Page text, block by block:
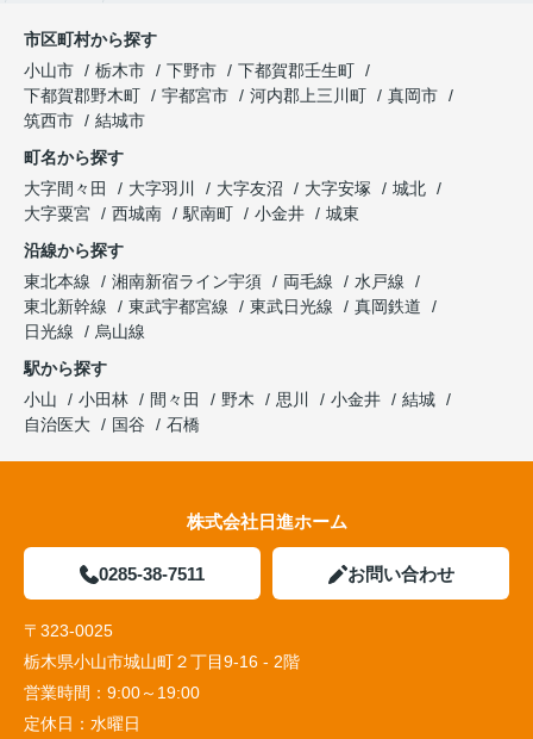
市区町村から探す
小山市
栃木市 下野市
下都賀郡壬生町
下都賀郡野木町
宇都宮市 河内郡上三川町
真岡市
筑西市
結城市
町名から探す
大字間々田
大字羽川 大字友沼 大字安塚
城北
大字粟宮
西城南 駅南町 小金井
城東
沿線から探す
東北本線
湘南新宿ライン宇須 両毛線
水戸線
東北新幹線
東武宇都宮線 東武日光線
真岡鉄道
日光線
烏山線
駅から探す
小山
小田林 間々田 野木 思川 小金井
結城
自治医大
国谷 石橋
株式会社日進ホーム
0285-38-7511 お問い合わせ
〒323-0025
栃木県小山市城山町２丁目9-16 - 2階
営業時間： 9:00～19:00
定休日： 水曜日